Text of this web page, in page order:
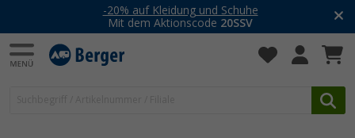
-20% auf Kleidung und Schuhe
Mit dem Aktionscode 20SSV